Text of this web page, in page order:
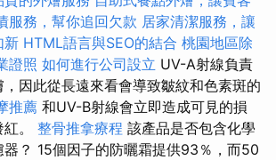
服務，幫你追回欠款 居家清潔服務，讓
新 HTML語言與SEO的結合 桃園地區除
證照 如何進行公司設立 UV-A射線負責
因此從長遠來看會導致皺紋和色素斑的
推薦 和UV-B射線會立即造成可見的損
。 整骨推拿療程 該產品是否包含化學
？ 15個因子的防曬霜提供93％，而50